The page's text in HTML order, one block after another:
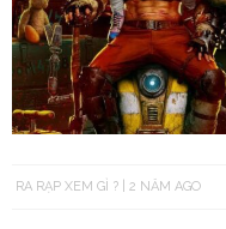
RA RẠP XEM GÌ ? 2 NĂM AGO